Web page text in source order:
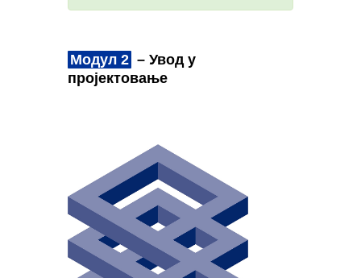
Модул 2 – Увод у
пројектовање